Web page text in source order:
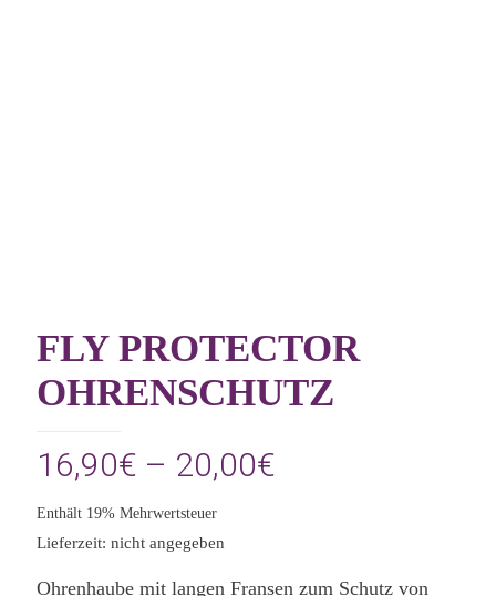
FLY PROTECTOR
OHRENSCHUTZ
16,90€ – 20,00€
Enthält 19% Mehrwertsteuer
Lieferzeit: nicht angegeben
Ohrenhaube mit langen Fransen zum Schutz von